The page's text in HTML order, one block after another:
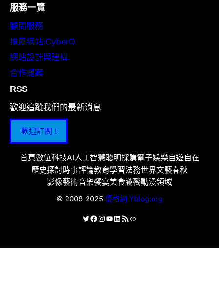
服務一覽
顧問服務
推薦網站:CyberQ
網站設計與建構
合作提案
RSS
歡迎追蹤我們的最新消息
歡迎訂閱 !
首頁數位科技AI人工智慧聰明採購電子娛樂自遊自在
歷史探討時事評論教育學習法務世界文藝春秋
影像藝術音樂饗宴美食饕餮動漫領域
© 2008-2025 優格網 Yblog.org
X Facebook
Instagram
YouTube
LinkedIn
RSS 資訊提供連結